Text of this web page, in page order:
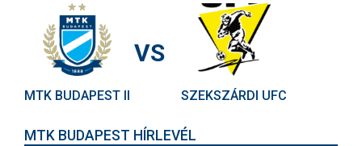
MTK BUDAPEST II
VS
SZEKSZÁRDI UFC
MTK BUDAPEST HÍRLEVÉL